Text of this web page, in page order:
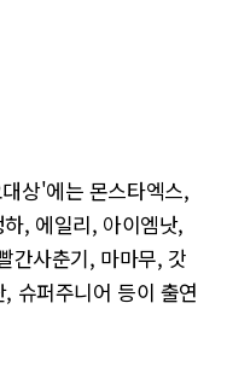
상'에는 몬스타엑스,
, 에일리, 아이엠낫,
간사춘기, 마마무, 갓
슈퍼주니어 등이 출연